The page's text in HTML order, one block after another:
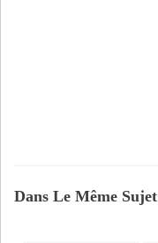
Dans Le Même Sujet